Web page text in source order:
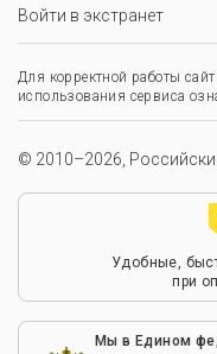
Войти в экстранет
Для корректной работы
использования сервиса
© 2010–2026,
Удобные,
при
Мы в Едином